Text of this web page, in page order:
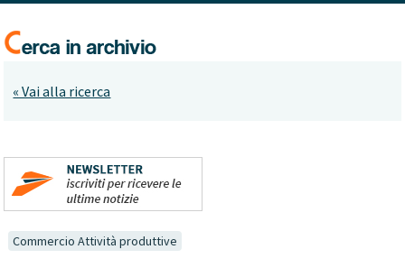
« Vai alla ricerca
Commercio Attività produttive